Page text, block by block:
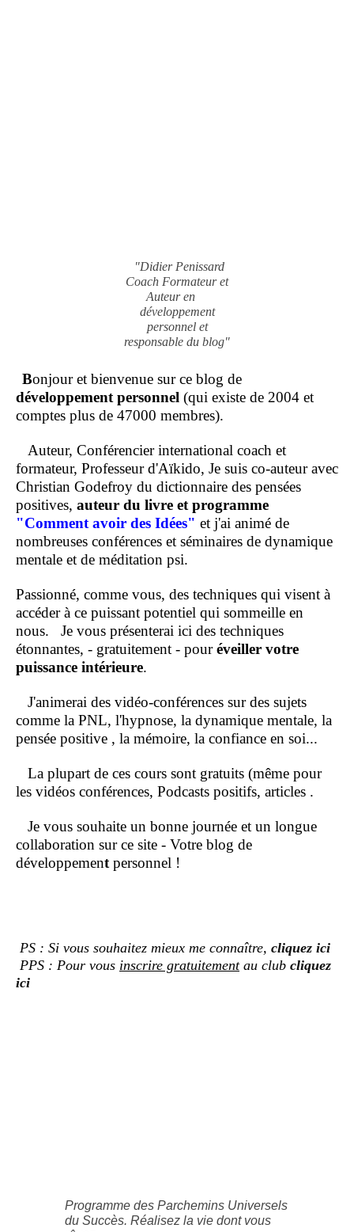
"Didier Penissard
Coach Formateur et
Auteur en
développement
personnel et
responsable du blog"
Bonjour et bienvenue sur ce blog de
développement personnel (qui existe de 2004 et
comptes plus de 47000 membres).
Auteur, Conférencier international coach et
formateur, Professeur d'Aïkido, Je suis co-auteur avec
Christian Godefroy du dictionnaire des pensées
positives, auteur du livre et programme
"Comment avoir des Idées" et j'ai animé de
nombreuses conférences et séminaires de dynamique
mentale et de méditation psi.
Passionné, comme vous, des techniques qui visent à
accéder à ce puissant potentiel qui sommeille en
nous. Je vous présenterai ici des techniques
étonnantes, - gratuitement - pouréveiller votre
puissance intérieure.
J'animerai des vidéo-conférences sur des sujets
comme la PNL, l'hypnose, la dynamique mentale, la
pensée positive , la mémoire, la confiance en soi...
La plupart de ces cours sont gratuits (même pour
les vidéos conférences, Podcasts positifs, articles .
Je vous souhaite un bonne journée et un longue
collaboration sur ce site - Votre blog de
développement personnel !
PS : Si vous souhaitez mieux me connaître, cliquez ici
PPS : Pour vous inscrire gratuitementau club cliquez
ici
Programme des Parchemins Universels
du Succès. Réalisez la vie dont vous